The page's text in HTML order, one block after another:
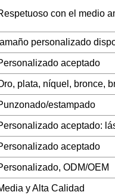
con el medio
personalizado
aceptado
plata, níquel, bronce,
estampado
aceptado:
aceptado
ODM/OEM
y Alta Calidad